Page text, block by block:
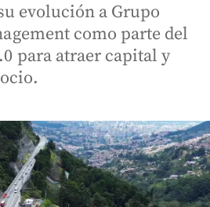
evolución a Grupo
como parte del
para atraer capital y